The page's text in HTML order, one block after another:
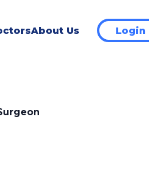
About Us Login